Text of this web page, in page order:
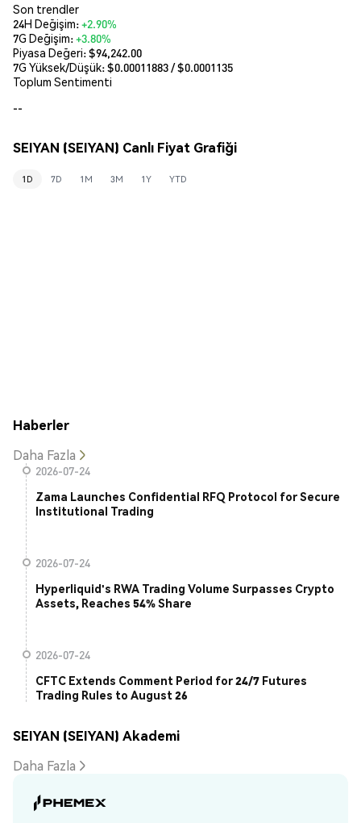
Son trendler
24H Değişim:+2.90%
7G Değişim:+3.80%
Piyasa Değeri:$94,242.00
7G Yüksek/Düşük: $0.00011883/ $0.0001135
Toplum Sentimenti
--
SEIYAN (SEIYAN) Canlı Fiyat Grafiği
1D 7D 1M 3M 1Y YTD
Haberler
Daha Fazla
2026-07-24
Zama Launches Confidential RFQ Protocol for Secure
Institutional Trading
2026-07-24
Hyperliquid's RWA Trading Volume Surpasses Crypto
Assets, Reaches 54% Share
2026-07-24
CFTC Extends Comment Period for 24/7 Futures
Trading Rules to August 26
SEIYAN (SEIYAN) Akademi
Daha Fazla